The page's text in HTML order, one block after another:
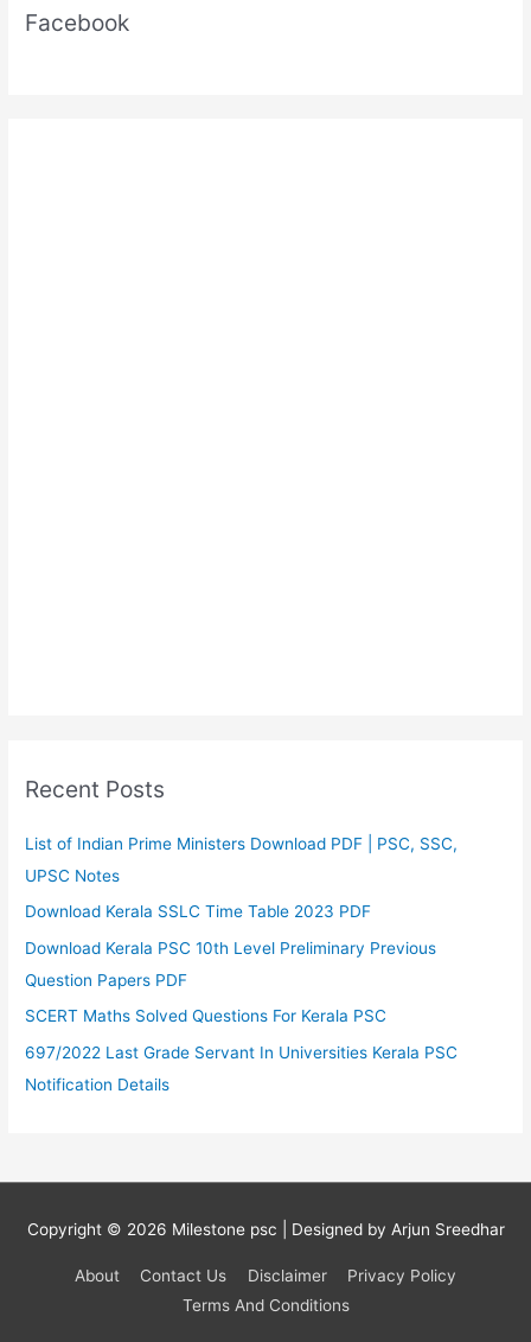
Facebook
Recent Posts
List of Indian Prime Ministers Download PDF | PSC, SSC,
UPSC Notes
Download Kerala SSLC Time Table 2023 PDF
Download Kerala PSC 10th Level Preliminary Previous
Question Papers PDF
SCERT Maths Solved Questions For Kerala PSC
697/2022 Last Grade Servant In Universities Kerala PSC
Notification Details
Copyright © 2026 Milestone psc | Designed by Arjun Sreedhar
About Contact Us Disclaimer
Privacy Policy
Terms And Conditions